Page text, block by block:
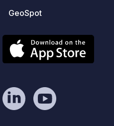
GeoSpot